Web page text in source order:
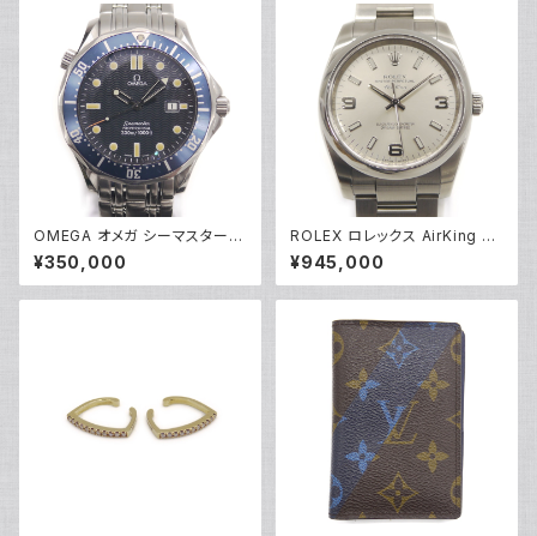
OMEGA オメガ シーマスター
プロフェッショナル 300 2541.8
0 ダイバーズウォッチ クォーツ
青文字盤 Y05285
¥350,000
ROLEX ロレックス AirKing エ
アキング 114200 M番 SS 自動
巻き シルバー文字盤 Y05156
¥945,000